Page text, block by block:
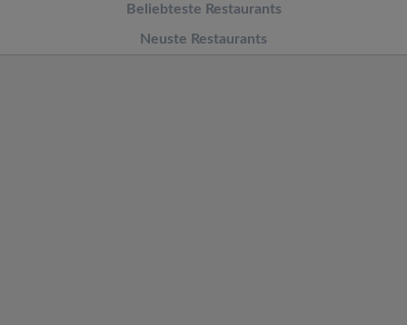
Beliebteste Restaurants
Neuste Restaurants